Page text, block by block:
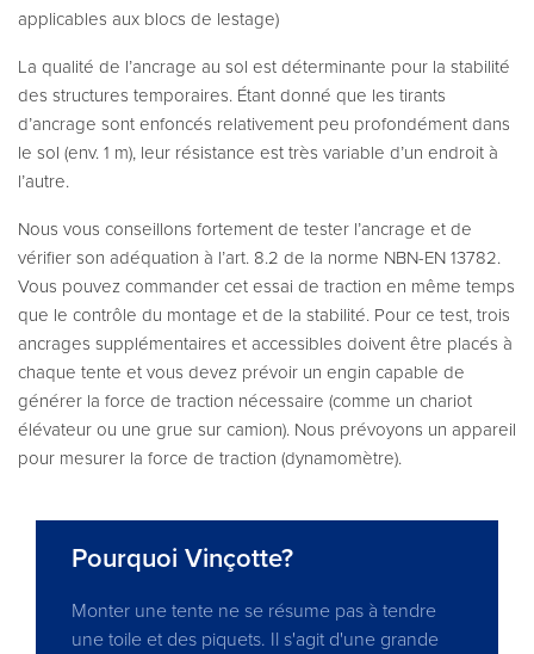
applicables aux blocs de lestage)
La qualité de l’ancrage au sol est déterminante pour la stabilité
des structures temporaires. Étant donné que les tirants
d’ancrage sont enfoncés relativement peu profondément dans
le sol (env. 1 m), leur résistance est très variable d’un endroit à
l’autre.
Nous vous conseillons fortement de tester l’ancrage et de
vérifier son adéquation à l’art. 8.2 de la norme NBN-EN 13782.
Vous pouvez commander cet essai de traction en même temps
que le contrôle du montage et de la stabilité. Pour ce test, trois
ancrages supplémentaires et accessibles doivent être placés à
chaque tente et vous devez prévoir un engin capable de
générer la force de traction nécessaire (comme un chariot
élévateur ou une grue sur camion). Nous prévoyons un appareil
pour mesurer la force de traction (dynamomètre).
Pourquoi Vinçotte?
Monter une tente ne se résume pas à tendre
une toile et des piquets. Il s'agit d'une grande